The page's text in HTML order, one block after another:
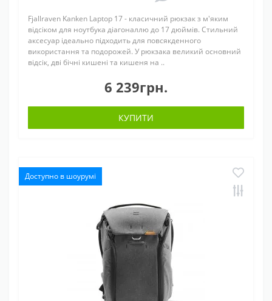
Fjallraven Kanken Laptop 17 - класичний рюкзак з м'яким
відсіком для ноутбука діагоналлю до 17 дюймів. Стильний
аксесуар ідеально підходить для повсякденного
використання та подорожей. У рюкзака великий основний
відсік, дві бічні кишені та кишеня на ..
6 239грн.
КУПИТИ
Доступно в шоурумі